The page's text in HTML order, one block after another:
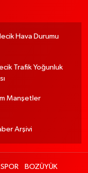
Hava Durumu
Trafik Yoğunluk
Manşetler
Arşivi
SPOR BOZÜYÜK